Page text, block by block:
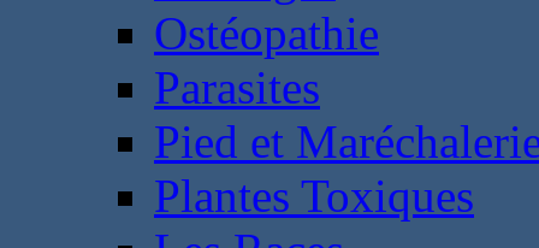
Ostéopathie
Parasites
Pied et
Plantes Toxiques